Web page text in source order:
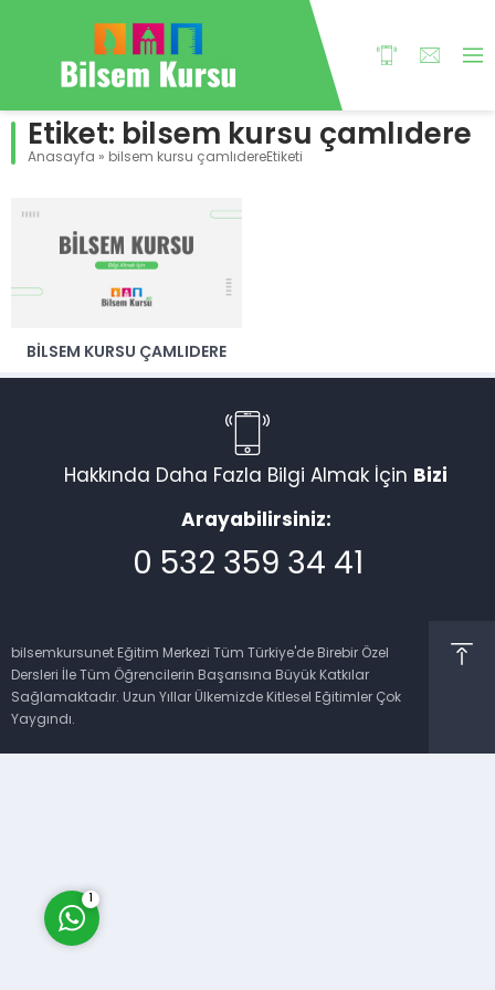
Etiket: bilsem kursu çamlıdere
Anasayfa » bilsem kursu çamlıdereEtiketi
BILSEM KURSU ÇAMLIDERE
Hakkında Daha Fazla Bilgi Almak İçin Bizi
Arayabilirsiniz:
0 532 359 34 41
bilsemkursunet Eğitim Merkezi Tüm Türkiye'de Birebir Özel
Dersleri İle Tüm Öğrencilerin Başarısına Büyük Katkılar
Sağlamaktadır. Uzun Yıllar Ülkemizde Kitlesel Eğitimler Çok
Yaygındı.
Müşteri Temsilcisi